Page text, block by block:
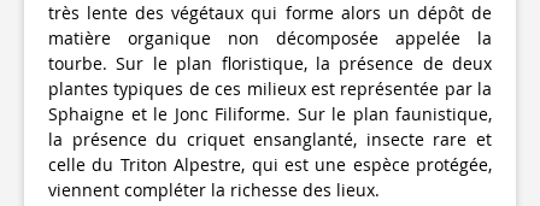
très lente des végétaux qui forme alors un dépôt de
matière organique non décomposée appelée la
tourbe. Sur le plan floristique, la présence de deux
plantes typiques de ces milieux est représentée par la
Sphaigne et le Jonc Filiforme. Sur le plan faunistique,
la présence du criquet ensanglanté, insecte rare et
celle du Triton Alpestre, qui est une espèce protégée,
viennent compléter la richesse des lieux.